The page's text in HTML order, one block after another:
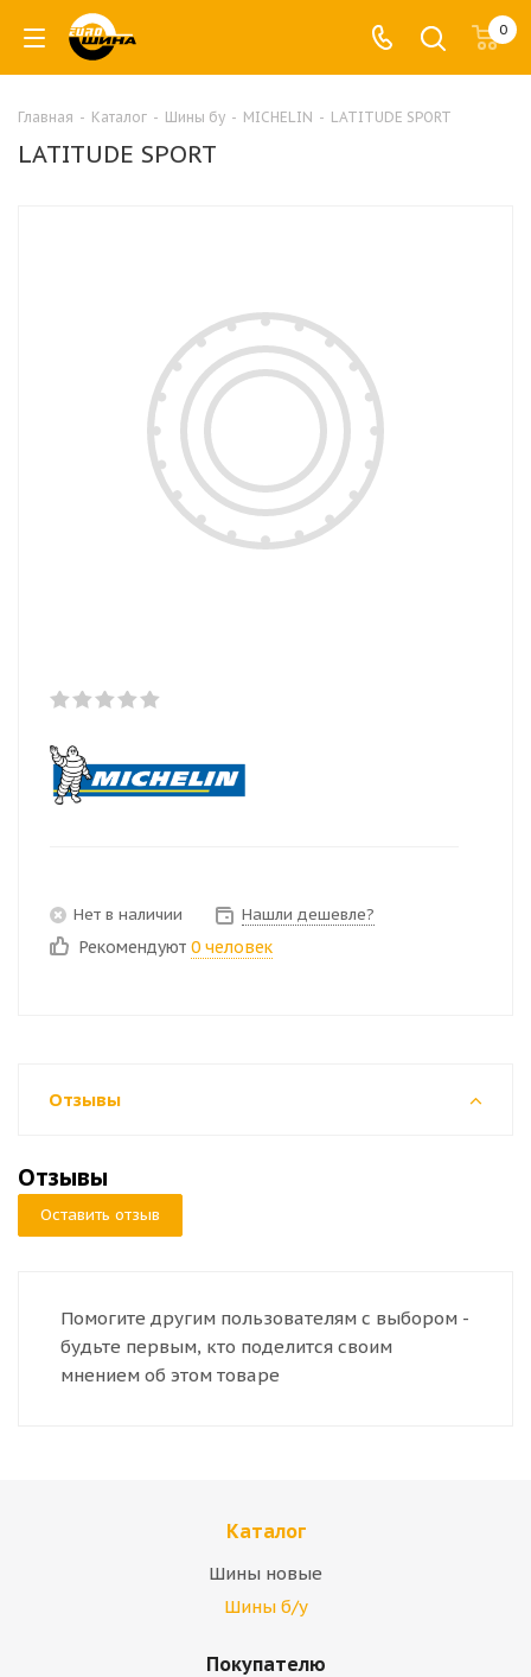
0
Главная - Каталог - Шины бу - MICHELIN - LATITUDE SPORT
LATITUDE SPORT
Нет в наличии Нашли дешевле?
Рекомендуют 0 человек
Отзывы
Отзывы
Оставить отзыв
Помогите другим пользователям с выбором -
будьте первым, кто поделится своим
мнением об этом товаре
Каталог
Шины новые
Шины б/у
Покупателю